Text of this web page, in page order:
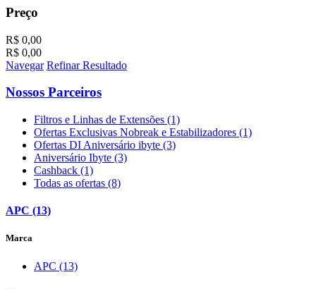
Preço
R$ 0,00
R$ 0,00
Navegar Refinar Resultado
Nossos Parceiros
Filtros e Linhas de Extensões (1)
Ofertas Exclusivas Nobreak e Estabilizadores (1)
Ofertas DI Aniversário ibyte (3)
Aniversário Ibyte (3)
Cashback (1)
Todas as ofertas (8)
APC (13)
Marca
APC (13)